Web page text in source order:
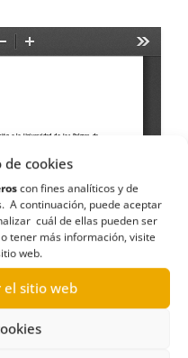
de cookies
con fines analíticos y de
A continuación, puede aceptar
cuál de ellas pueden ser
tener más información, visite
web.
el sitio web